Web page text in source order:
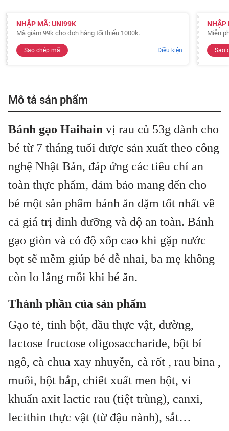
NHẬP MÃ: UNI99K
Mã giảm 99k cho đơn hàng tối thiểu 1000k.
Sao chép mã Điều kiện
NHẬP
Miễn
Sao
Mô tả sản phẩm
Bánh gạo Haihain vị rau củ 53g dành cho
bé từ 7 tháng tuổi được sản xuất theo công
nghệ Nhật Bản, đáp ứng các tiêu chí an
toàn thực phẩm, đảm bảo mang đến cho
bé một sản phẩm bánh ăn dặm tốt nhất về
cả giá trị dinh dưỡng và độ an toàn. Bánh
gạo giòn và có độ xốp cao khi gặp nước
bọt sẽ mềm giúp bé dễ nhai, ba mẹ không
còn lo lắng mỗi khi bé ăn.
Thành phần của sản phẩm
Gạo tẻ, tinh bột, dầu thực vật, đường,
lactose fructose oligosaccharide, bột bí
ngô, cà chua xay nhuyễn, cà rốt , rau bina ,
muối, bột bắp, chiết xuất men bột, vi
khuẩn axit lactic rau (tiệt trùng), canxi,
lecithin thực vật (từ đậu nành), sắt…